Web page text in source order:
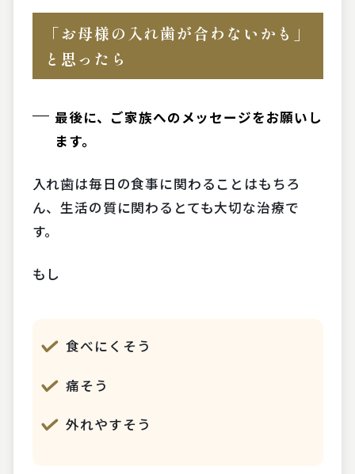
「お母様の入れ歯が合わないかも」
と思ったら
最後に、ご家族へのメッセージをお願いし
ます。
入れ歯は毎日の食事に関わることはもちろ
ん、生活の質に関わるとても大切な治療で
す。
もし
食べにくそう
痛そう
外れやすそう